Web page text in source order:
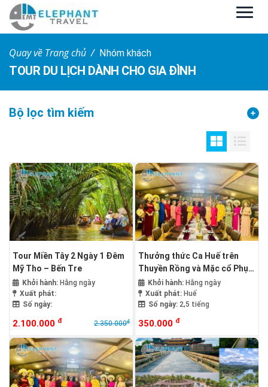
Quay về Trang chủ Nhóm khách
TOUR DU LỊCH DÀNH CHO GIA ĐÌNH
Tour Miền Tây 2 Ngày 1 Đêm
Mỹ Tho – Bến Tre
Khởi hành: Hằng ngày
Xuất phát:
Số ngày:
2.100.000 đ 2.350.000đ
Thưởng thức Ca Huế trên
Thuyền Rồng và Mặc cổ Phục
HuếKhởi hành: Hằng ngày
Xuất phát: Huế
Số ngày: 2,5 tiếng
350.000 đ
Bộ lọc tìm kiếm